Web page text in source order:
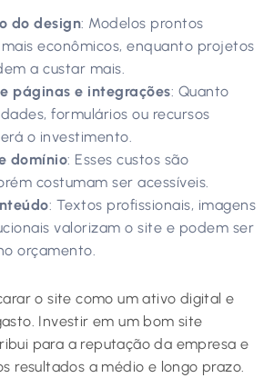
do design: Modelos prontos
econômicos, enquanto projetos
a custar mais.
páginas e integrações: Quanto
formulários ou recursos
o investimento.
domínio: Esses custos são
costumam ser acessíveis.
: Textos profissionais, imagens
valorizam o site e podem ser
orçamento.
o site como um ativo digital e
Investir em um bom site
para a reputação da empresa e
resultados a médio e longo prazo.